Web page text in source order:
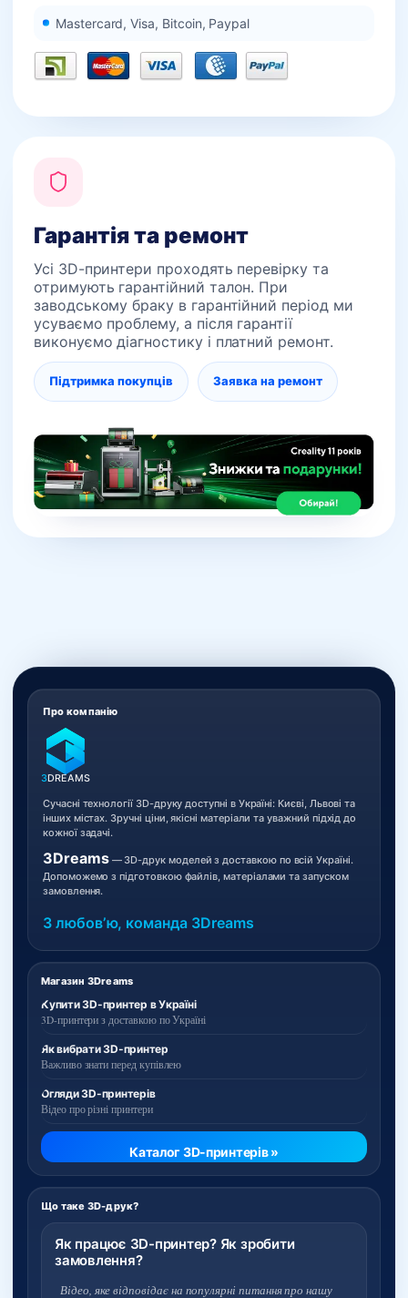
Mastercard, Visa, Bitcoin, Paypal
Гарантія та ремонт
Усі 3D-принтери проходять перевірку та
отримують гарантійний талон. При
заводському браку в гарантійний період ми
усуваємо проблему, а після гарантії
виконуємо діагностику і платний ремонт.
Підтримка покупців Заявка на ремонт
Магазин 3Dreams
Купити 3D-принтер в Україні
3D-принтери з доставкою по Україні
Як вибрати 3D-принтер
Важливо знати перед купівлею
Огляди 3D-принтерів
Відео про різні принтери
Каталог 3D-принтерів »
Що таке 3D-друк?
Як працює 3D-принтер? Як зробити
замовлення?
Відео, яке відповідає на популярні питання про нашу
Про компанію
3DREAMS
Сучасні технології 3D-друку доступні в Україні: Києві, Львові та
інших містах. Зручні ціни, якісні матеріали та уважний підхід до
кожної задачі.
3Dreams— 3D-друк моделей з доставкою по всій Україні.
Допоможемо з підготовкою файлів, матеріалами та запуском
замовлення.
З любовʼю, команда 3Dreams